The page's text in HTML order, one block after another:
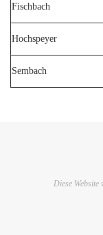
Fischbach
Hochspeyer
Sembach
Diese